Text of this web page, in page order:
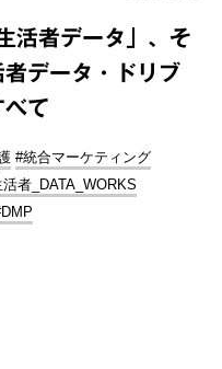
活者データ」、そ
データ・ドリブ
べて
#統合マーケティング
活者_DATA_WORKS